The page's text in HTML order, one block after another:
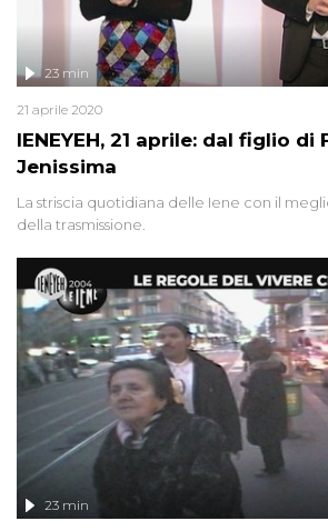
IENEYEH, 21 aprile: dal figlio di
Jenissima
23 min
21 aprile 2020
La striscia quotidiana delle Iene con il
della trasmissione.
23 min